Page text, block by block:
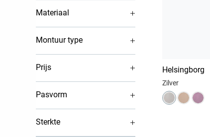
Materiaal
Montuur type
Prijs
Pasvorm
Sterkte
Helsingborg
Zilver